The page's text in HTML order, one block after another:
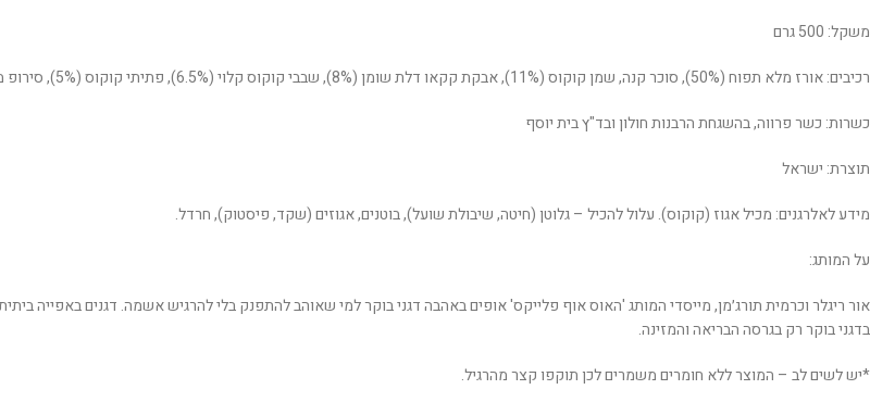
משקל: 500 גרם
רכיבים: אורז מלא תפוח (50%), סוכר קנה, שמן קוקוס (11%), אבקת קקאו דלת שומן (8%), שבבי קוקוס קלוי (6.5%), פתיתי קוקוס (5%), סירופ מייפל טבעי ותמצית וניל.
כשרות: כשר פרווה, בהשגחת הרבנות חולון ובד"ץ בית יוסף
תוצרת: ישראל
מידע לאלרגנים: מכיל אגוז (קוקוס). עלול להכיל – גלוטן (חיטה, שיבולת שועל), בוטנים, אגוזים (שקד, פיסטוק), חרדל.
על המותג:
אור ריגלר וכרמית תורג׳מן, מייסדי המותג 'האוס אוף פלייקס' אופים באהבה דגני בוקר למי שאוהב להתפנק בלי להרגיש אשמה. דגנים באפייה
בדגני בוקר רק בגרסה הבריאה והמזינה.
*יש לשים לב – המוצר ללא חומרים משמרים לכן תוקפו קצר מהרגיל.